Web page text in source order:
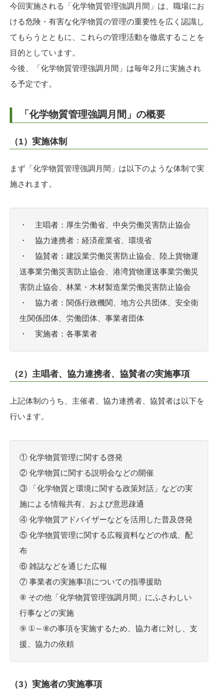
今回実施される「化学物質管理強調月間」は、職場にお
ける危険・有害な化学物質の管理の重要性を広く認識し
てもらうとともに、これらの管理活動を徹底することを
目的としています。
今後、「化学物質管理強調月間」は毎年2月に実施され
る予定です。
「化学物質管理強調月間」の概要
（1）実施体制
まず「化学物質管理強調月間」は以下のような体制で実
施されます。
・ 主唱者：厚生労働省、中央労働災害防止協会
・ 協力連携者：経済産業省、環境省
・ 協賛者：建設業労働災害防止協会、陸上貨物運
送事業労働災害防止協会、港湾貨物運送事業労働災
害防止協会、林業・木材製造業労働災害防止協会
・ 協力者：関係行政機関、地方公共団体、安全衛
生関係団体、労働団体、事業者団体
・ 実施者：各事業者
（2）主唱者、協力連携者、協賛者の実施事項
上記体制のうち、主催者、協力連携者、協賛者は以下を
行います。
① 化学物質管理に関する啓発
② 化学物質に関する説明会などの開催
③ 「化学物質と環境に関する政策対話」などの実
施による情報共有、および意思疎通
④ 化学物質アドバイザーなどを活用した普及啓発
⑤ 化学物質管理に関する広報資料などの作成、配
布
⑥ 雑誌などを通じた広報
⑦ 事業者の実施事項についての指導援助
⑧ その他「化学物質管理強調月間」にふさわしい
行事などの実施
⑨ ①～⑧の事項を実施するため、協力者に対し、支
援、協力の依頼
（3）実施者の実施事項